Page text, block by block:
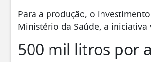
Para a produção, o
Ministério da Saúde, a iniciativa
500 mil litros por